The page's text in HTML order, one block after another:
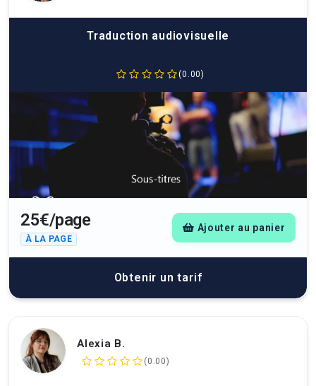
Traduction audiovisuelle
(0.00)
25€/page
À LA PAGE
Ajouter au panier
Obtenir un tarif
Alexia B.
(0.00)